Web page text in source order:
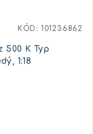
500 K Typ
1:18
KÓD: 101236862